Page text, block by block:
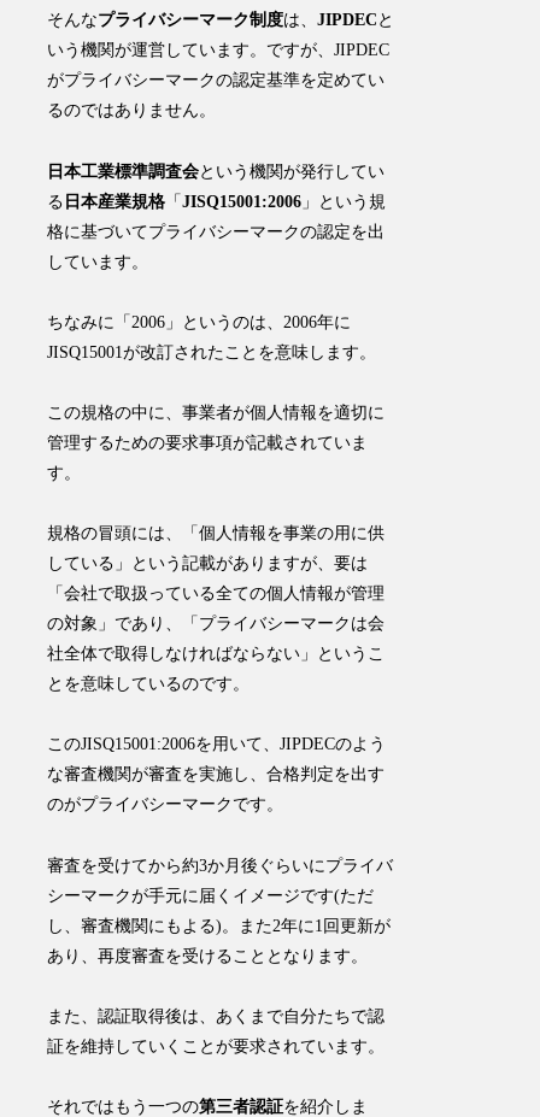
そんなプライバシーマーク制度は、JIPDEC と
いう機関が運営しています。ですが、JIPDEC
がプライバシーマークの認定基準を定めてい
るのではありません。
日本工業標準調査会という機関が発行してい
る 日本産業規格 「JISQ15001:2006 」という規
格に基づいてプライバシーマークの認定を出
しています。
ちなみに「2006」というのは、2006年に
JISQ15001が改訂されたことを意味します。
この規格の中に、事業者が個人情報を適切に
管理するための要求事項が記載されていま
す。
規格の冒頭には、「個人情報を事業の用に供
している」という記載がありますが、要は
「会社で取扱っている全ての個人情報が管理
の対象」であり、
「プライバシーマークは会
社全体で取得しなければならない」というこ
とを意味しているのです。
このJISQ15001:2006を用いて、JIPDECのよう
な審査機関が審査を実施し、合格判定を出す
のがプライバシーマークです。
審査を受けてから約3か月後ぐらいにプライバ
シーマークが手元に届くイメージです(ただ
し、審査機関にもよる)。また2年に1回更新が
あり、再度審査を受ける こととなります。
また、認証取得後は、あくまで自分たちで認
証を維持していくことが要求されています。
それではもう一つの第三者認証を紹介しま